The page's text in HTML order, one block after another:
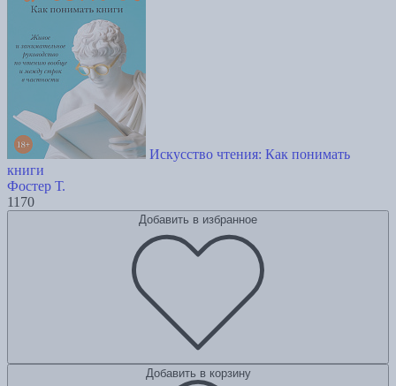
Искусство чтения: Как понимать
книги
Фостер Т.
1170
Добавить в избранное
Добавить в корзину